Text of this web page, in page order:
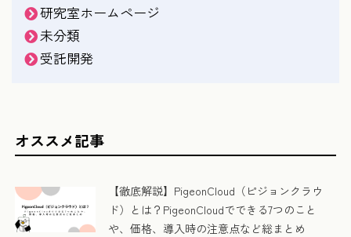
研究室ホームページ
未分類
受託開発
オススメ記事
【徹底解説】PigeonCloud（ピジョンクラウ
ド）とは？PigeonCloudでできる7つのこと
や、価格、導入時の注意点など総まとめ